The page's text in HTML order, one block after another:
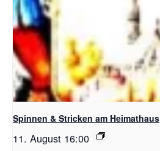
Spinnen & Stricken am Heimathaus
11. August 16:00